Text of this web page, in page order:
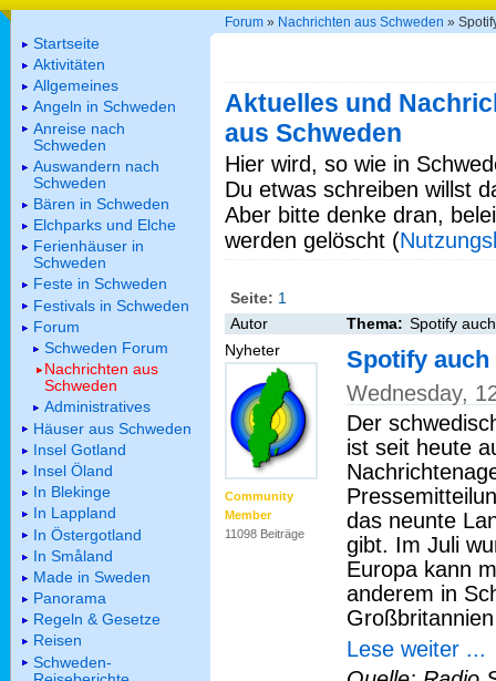
Forum » Nachrichten aus Schweden »
Aktuelles und
aus Schweden
Hier wird, so wie in
Du etwas schreiben willst
Aber bitte denke dran,
werden gelöscht (
Seite: 1
Autor
Thema: Spotify
Nyheter
Community
Member
11098 Beiträge
Spotify
Wednesday,
Der
ist seit heute
das neunte
gibt. Im Juli
Europa kann
anderem in
Lese weiter ...
Startseite
Aktivitäten
Allgemeines
Angeln in Schweden
Anreise nach
Schweden
Auswandern nach
Schweden
Bären in Schweden
Elchparks und Elche
Ferienhäuser in
Schweden
Feste in Schweden
Festivals in Schweden
Forum
Schweden Forum
Nachrichten aus
Schweden
Administratives
Häuser aus Schweden
Insel Gotland
Insel Öland
In Blekinge
In Lappland
In Östergotland
In Småland
Made in Sweden
Panorama
Regeln & Gesetze
Reisen
Schweden-